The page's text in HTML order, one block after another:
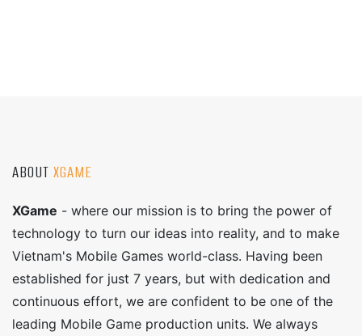
ABOUT XGAME
XGame - where our mission is to bring the power of
technology to turn our ideas into reality, and to make
Vietnam's Mobile Games world-class. Having been
established for just 7 years, but with dedication and
continuous effort, we are confident to be one of the
leading Mobile Game production units. We always